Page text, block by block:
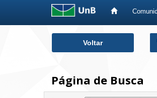
Voltar
Página de Busca